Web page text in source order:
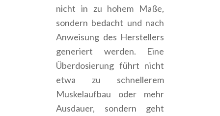
nicht in zu hohem Maße,
sondern bedacht und nach
Anweisung des Herstellers
generiert werden. Eine
Überdosierung führt nicht
etwa zu schnellerem
Muskelaufbau oder mehr
Ausdauer, sondern geht